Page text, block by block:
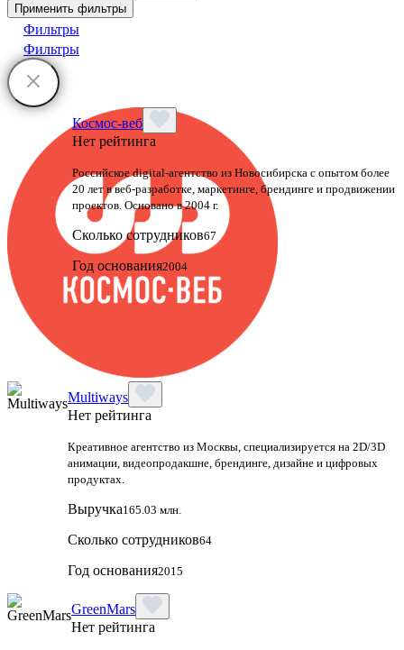
Применить фильтры
Фильтры
Фильтры
Космос-веб
Нет рейтинга
Российское digital-агентство из Новосибирска с опытом более
20 лет в веб-разработке, маркетинге, брендинге и продвижении
проектов. Основано в 2004 г.
Сколько сотрудников67
Год основания2004
Multiways
Нет рейтинга
Креативное агентство из Москвы, специализируется на 2D/3D
анимации, видеопродакшне, брендинге, дизайне и цифровых
продуктах.
Выручка165.03 млн.
Сколько сотрудников64
Год основания2015
GreenMars
Нет рейтинга